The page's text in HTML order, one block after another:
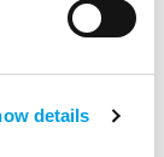
details